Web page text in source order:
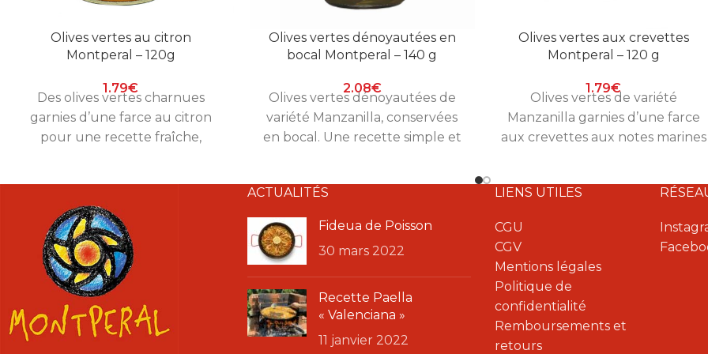
Olives vertes au citron
Montperal – 120g
1.79€
Des olives vertes charnues
garnies d’une farce au citron
pour une recette fraîche,
équilibrée.
Olives vertes dénoyautées en
bocal Montperal – 140 g
2.08€
Olives vertes dénoyautées de
variété Manzanilla, conservées
en bocal. Une recette simple et
Olives vertes aux crevettes
Montperal – 120 g
1.79€
Olives vertes de variété
Manzanilla garnies d’une farce
aux crevettes aux notes marines
l’apéritif.
ACTUALITÉS
Fideua de Poisson
30 mars 2022
Recette Paella
« Valenciana »
11 janvier 2022
LIENS UTILES
CGU
CGV
Mentions légales
Politique de
confidentialité
Remboursements et
retours